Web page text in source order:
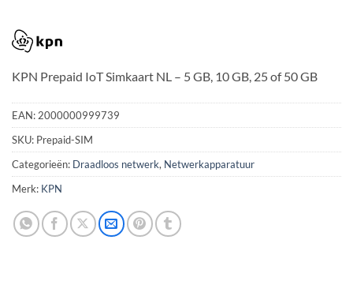
KPN Prepaid IoT Simkaart NL – 5 GB, 10 GB, 25 of 50 GB
EAN: 2000000999739
SKU: Prepaid-SIM
Categorieën: Draadloos netwerk, Netwerkapparatuur
Merk: KPN